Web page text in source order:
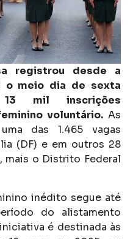
registrou desde a
o meio dia de sexta
mil inscrições
voluntário.As
das 1.465 vagas
(DF) e em outros 28
mais o Distrito Federal
inédito segue até
do alistamento
é destinada às